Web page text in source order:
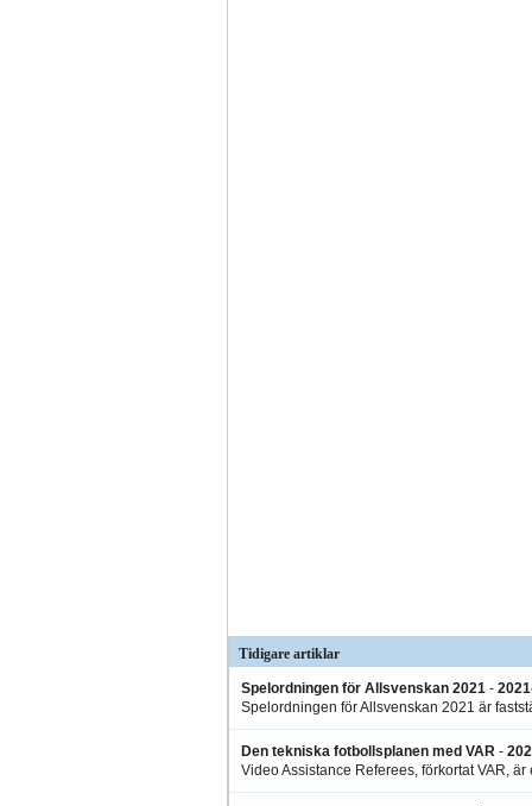
Tidigare artiklar
Spelordningen för Allsvenskan 2021 -
Spelordningen för Allsvenskan 2021 är
Den tekniska fotbollsplanen med VAR -
Video Assistance Referees, förkortat VAR,